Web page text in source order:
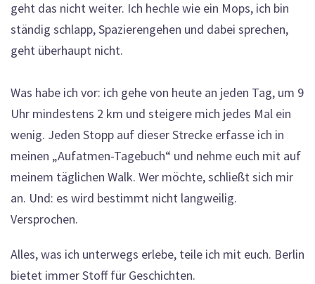
geht das nicht weiter. Ich hechle wie ein Mops, ich bin
ständig schlapp, Spazierengehen und dabei sprechen,
geht überhaupt nicht.
Was habe ich vor: ich gehe von heute an jeden Tag, um 9
Uhr mindestens 2 km und steigere mich jedes Mal ein
wenig. Jeden Stopp auf dieser Strecke erfasse ich in
meinen „Aufatmen-Tagebuch“ und nehme euch mit auf
meinem täglichen Walk. Wer möchte, schließt sich mir
an. Und: es wird bestimmt nicht langweilig.
Versprochen.
Alles, was ich unterwegs erlebe, teile ich mit euch. Berlin
bietet immer Stoff für Geschichten.